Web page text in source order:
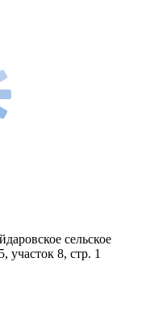
сельское
участок 8, стр. 1